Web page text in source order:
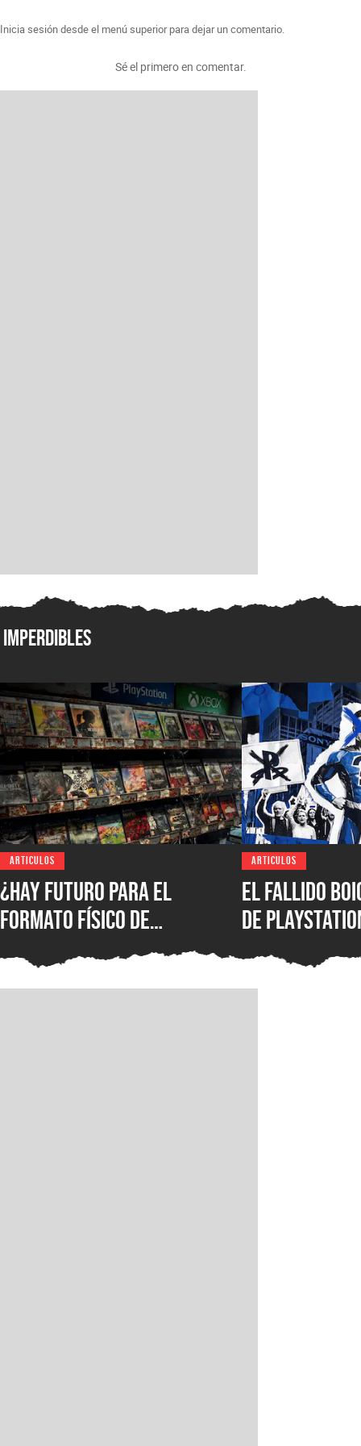
Inicia sesión desde el menú superior para dejar un comentario.
Sé el primero en comentar.
Imperdibles
ARTICULOS
¿Hay futuro para el
formato físico de
videojuegos en México?
Entrevista con Iván
ARTICULOS
El fallido
de
quién
formato